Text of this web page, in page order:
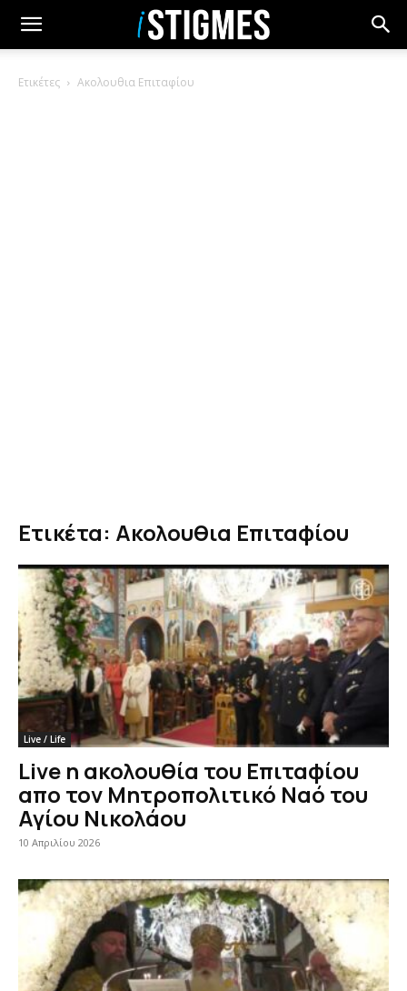
Ετικέτες Ακολουθια Επιταφίου
Ετικέτα: Ακολουθια Επιταφίου
Live / Life
Live η ακολουθία του Επιταφίου
απο τον Μητροπολιτικό Ναό του
Αγίου Νικολάου
10 Απριλίου 2026